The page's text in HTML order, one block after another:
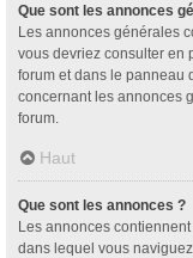
Que sont les annonces
Les annonces générales
vous devriez consulter en
forum et dans le panneau
concernant les annonces
forum.
Haut
Que sont les annonces ?
Les annonces
dans lequel vous